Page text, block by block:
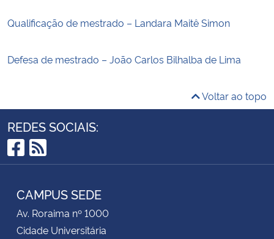
Qualificação de mestrado – Landara Maitê Simon
Defesa de mestrado – João Carlos Bilhalba de Lima
Voltar ao topo
REDES SOCIAIS:
Facebook
RSS
CAMPUS SEDE
Av. Roraima nº 1000
Cidade Universitária